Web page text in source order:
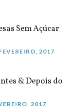
Sem Açúcar
2017
& Depois do
2017